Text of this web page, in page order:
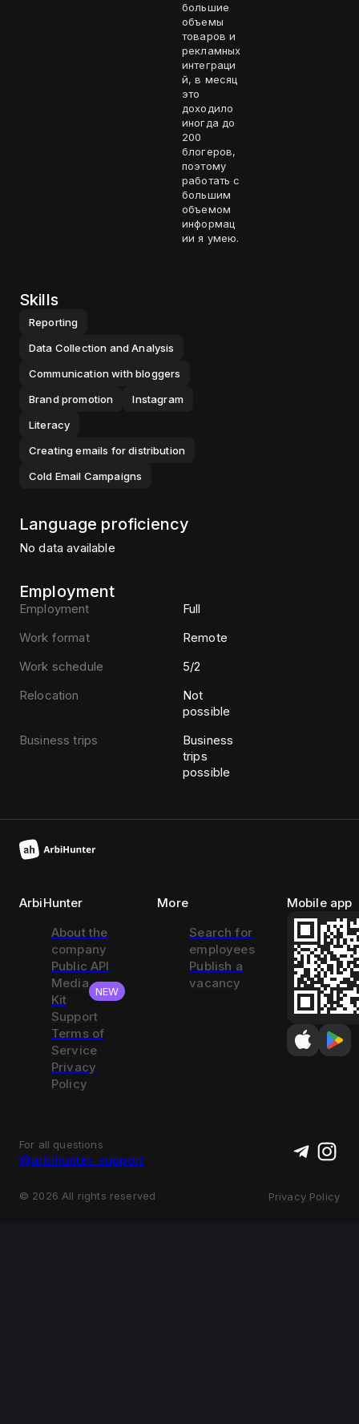
большие
объемы
товаров и
рекламных
интеграци
й, в месяц
это
доходило
иногда до
200
блогеров,
поэтому
работать с
большим
объемом
информац
ии я умею.
Skills
Reporting
Data Collection and Analysis
Communication with bloggers
Brand promotion
Instagram
Literacy
Creating emails for distribution
Cold Email Campaigns
Language proficiency
No data available
Employment
Employment
Full
Work format
Remote
Work schedule
5/2
Relocation
Not
possible
Business trips
Business
trips
possible
ArbiHunter
About the
company
Public API
Media
Kit
NEW
Support
Terms of
Service
Privacy
Policy
More
Search for
employees
Publish a
vacancy
Mobile app
For all questions
@arbihunter_support
© 2026 All rights reserved Privacy Policy